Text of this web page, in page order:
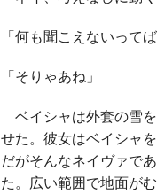
「何も聞こえないってば
「そりゃあね」
ベイシャは外套の雪
せた。彼女はベイシャ
だがそんなネイヴァで
た。広い範囲で地面が